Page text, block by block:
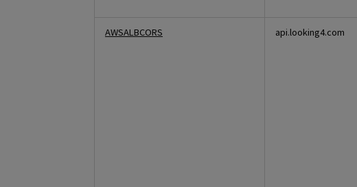
AWSALBCORS api.looking4.com